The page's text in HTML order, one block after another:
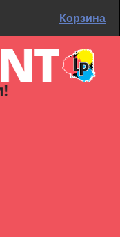
Корзина